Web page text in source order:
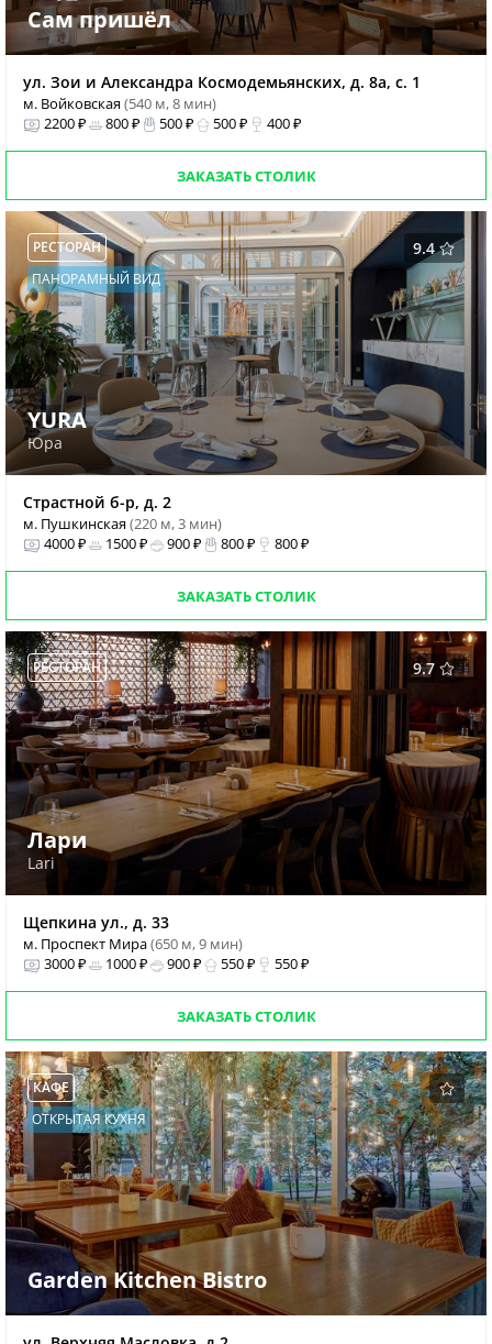
Сам пришёл
ул. Зои и Александра Космодемьянских, д. 8а, с. 1
м. Войковская(540 м, 8 мин)
2200 ₽
800 ₽ 500 ₽ 500 ₽ 400 ₽
ЗАКАЗАТЬ СТОЛИК
9.4
РЕСТОРАН
ПАНОРАМНЫЙ ВИД
YURA
Юра
Страстной б-р, д. 2
м. Пушкинская(220 м, 3 мин)
4000 ₽
1500 ₽ 900 ₽ 800 ₽ 800 ₽
ЗАКАЗАТЬ СТОЛИК
9.7
РЕСТОРАН
Лари
Lari
Щепкина ул., д. 33
м. Проспект Мира(650 м, 9 мин)
3000 ₽
1000 ₽ 900 ₽ 550 ₽ 550 ₽
ЗАКАЗАТЬ СТОЛИК
КАФЕ
ОТКРЫТАЯ КУХНЯ
Garden Kitchen Bistro